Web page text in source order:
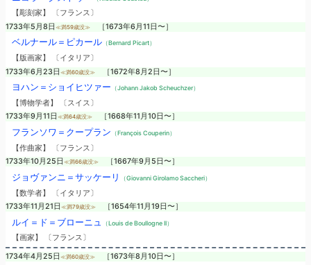
【彫刻家】 〔フランス〕
1733年5月8日 ≪満59歳没≫ ［1673年6月11日〜］
ベルナール＝ピカール（Bernard Picart）
【版画家】 〔イタリア〕
1733年6月23日 ≪満60歳没≫ ［1672年8月2日〜］
ヨハン＝ショイヒツァー （Johann Jakob Scheuchzer）
【博物学者】 〔スイス〕
1733年9月11日 ≪満64歳没≫ ［1668年11月10日〜］
フランソワ＝クープラン （François Couperin）
【作曲家】 〔フランス〕
1733年10月25日 ≪満66歳没≫ ［1667年9月5日〜］
ジョヴァンニ＝サッケーリ （Giovanni Girolamo Saccheri）
【数学者】 〔イタリア〕
1733年11月21日 ≪満79歳没≫ ［1654年11月19日〜］
ルイ＝ド＝ブローニュ （Louis de Boullogne II）
【画家】 〔フランス〕
1734年4月25日 ≪満60歳没≫ ［1673年8月10日〜］